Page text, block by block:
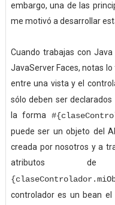
embargo, una de las
me motivó a desarrollar
Cuando trabajas con
JavaServer Faces, notas
entre una vista y el
sólo deben ser declarados
la forma
puede ser un objeto del
creada por nosotros y a
controlador es un bean